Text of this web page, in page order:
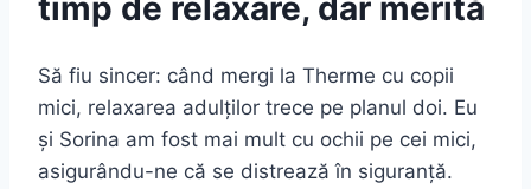
Să fiu sincer: când mergi la Therme cu copii
mici, relaxarea adulților trece pe planul doi. Eu
și Sorina am fost mai mult cu ochii pe cei mici,
asigurându-ne că se distrează în siguranță.